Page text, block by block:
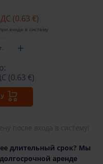
(0.63 €)
входе в систему
(0.63 €)
после входа в систему!
длительный срок? Мы
аренде